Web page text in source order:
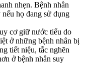
nhẹn. Bệnh nhân
họ đang sử dụng
cơ giữ nước tiểu do
ở những bệnh nhân bị
tiết niệu, tắc nghẽn
ở bệnh nhân suy